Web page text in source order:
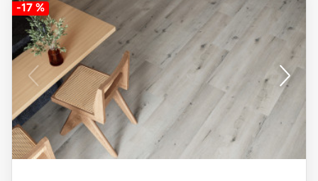
-17 %